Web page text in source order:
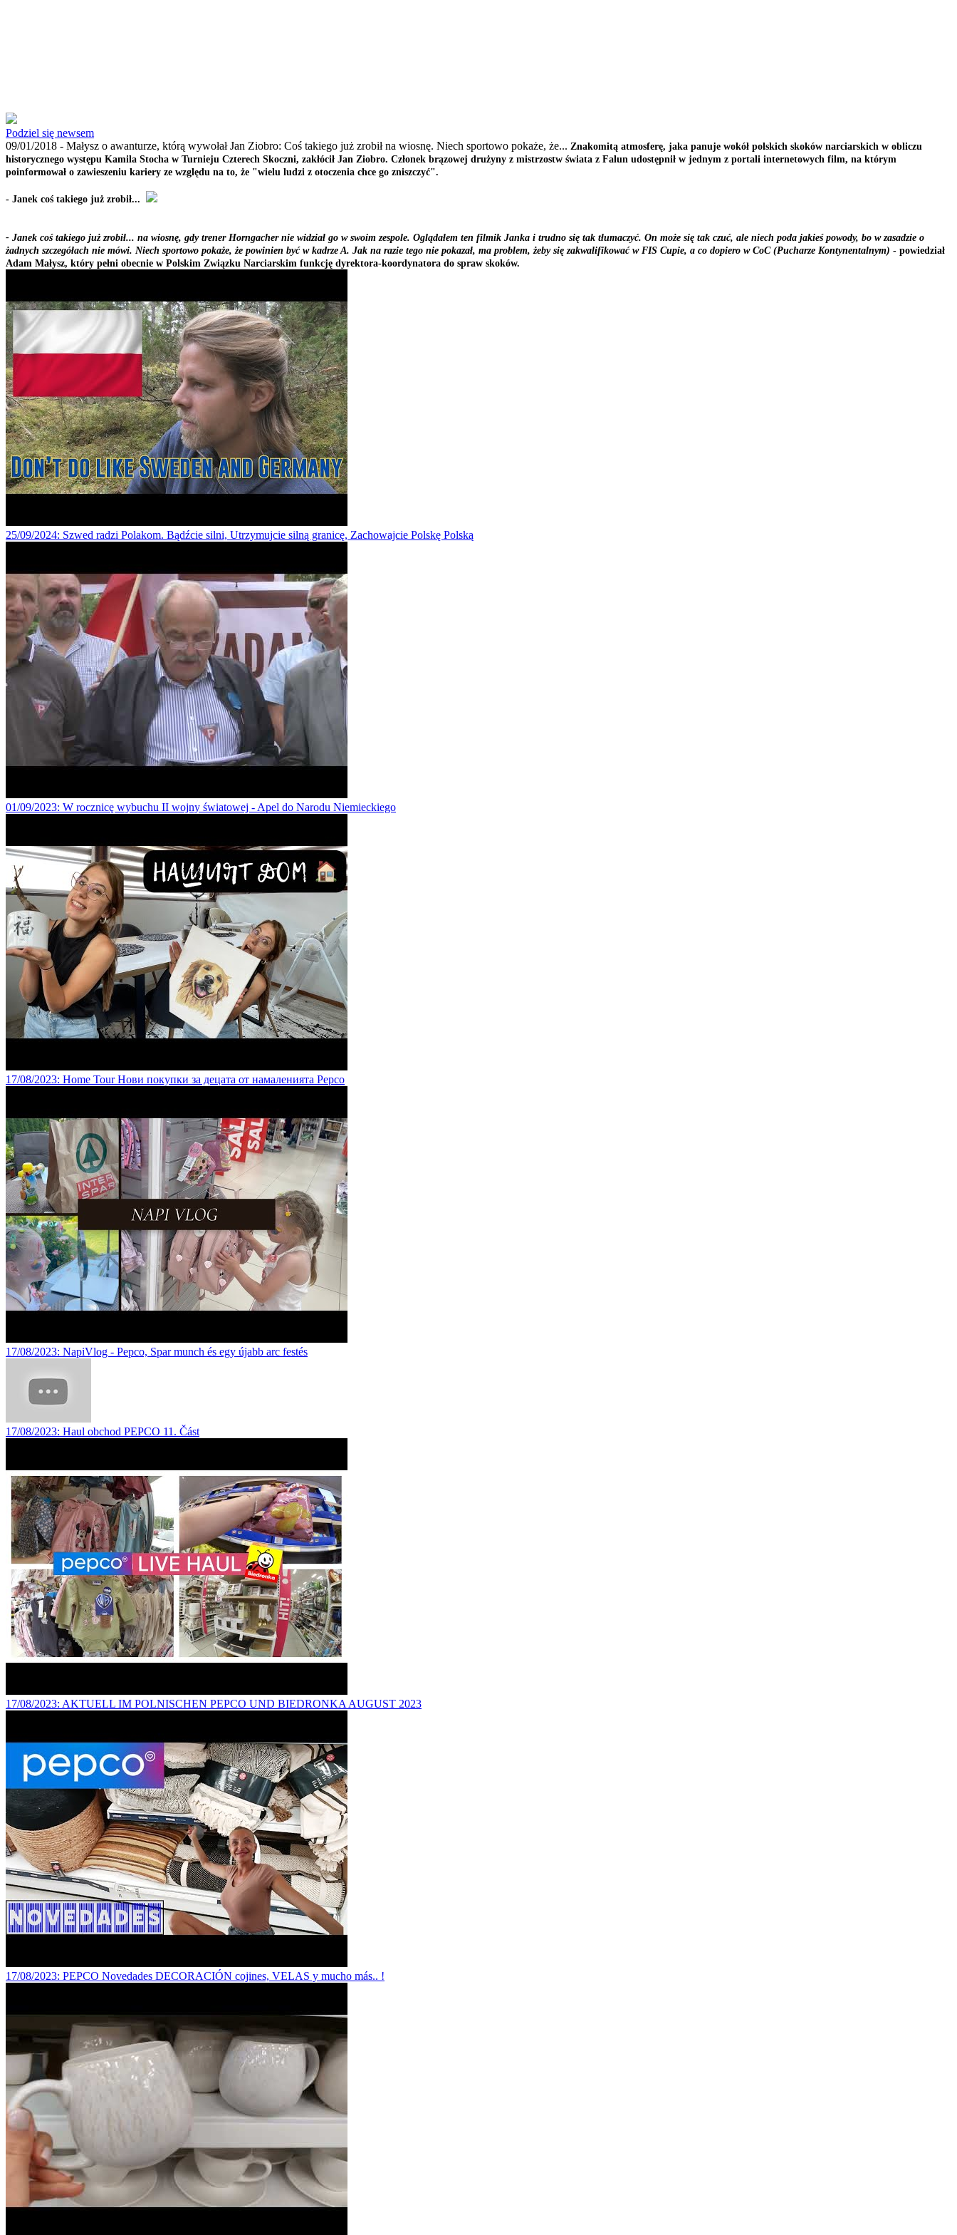
Podziel się newsem
09/01/2018 - Małysz o awanturze, którą wywołał Jan Ziobro: Coś takiego już zrobił na wiosnę. Niech sportowo pokaże, że... Znakomitą atmosferę, jaka panuje wokół polskich skoków narciarskich w obliczu
historycznego występu Kamila Stocha w Turnieju Czterech Skoczni, zakłócił Jan Ziobro. Członek brązowej drużyny z mistrzostw świata z Falun udostępnił w jednym z portali internetowych film, na którym
poinformował o zawieszeniu kariery ze względu na to, że "wielu ludzi z otoczenia chce go zniszczyć".
- Janek coś takiego już zrobił...
- Janek coś takiego już zrobił... na wiosnę, gdy trener Horngacher nie widział go w swoim zespole. Oglądałem ten filmik Janka i trudno się tak tłumaczyć. On może się tak czuć, ale niech poda jakieś powody, bo w zasadzie o
żadnych szczegółach nie mówi. Niech sportowo pokaże, że powinien być w kadrze A. Jak na razie tego nie pokazał, ma problem, żeby się zakwalifikować w FIS Cupie, a co dopiero w CoC (Pucharze Kontynentalnym) - powiedział
Adam Małysz, który pełni obecnie w Polskim Związku Narciarskim funkcję dyrektora-koordynatora do spraw skoków.
25/09/2024: Szwed radzi Polakom. Bądźcie silni, Utrzymujcie silną granicę, Zachowajcie Polskę Polską
01/09/2023: W rocznicę wybuchu II wojny światowej - Apel do Narodu Niemieckiego
17/08/2023: Home Tour Нови покупки за децата от намаленията Pepco
17/08/2023: NapiVlog - Pepco, Spar munch és egy újabb arc festés
17/08/2023: Haul obchod PEPCO 11. Část
17/08/2023: AKTUELL IM POLNISCHEN PEPCO UND BIEDRONKA AUGUST 2023
17/08/2023: PEPCO Novedades DECORACIÓN cojines, VELAS y mucho más.. !